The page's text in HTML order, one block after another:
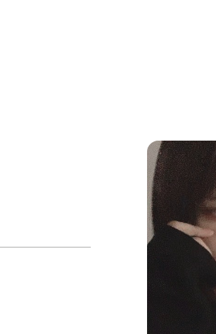
ショート動画アカウント運用を代行します
ショート動画広告のすべてをサポートします